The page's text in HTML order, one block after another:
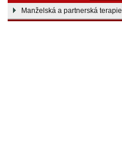
Manželská a partnerská terapie